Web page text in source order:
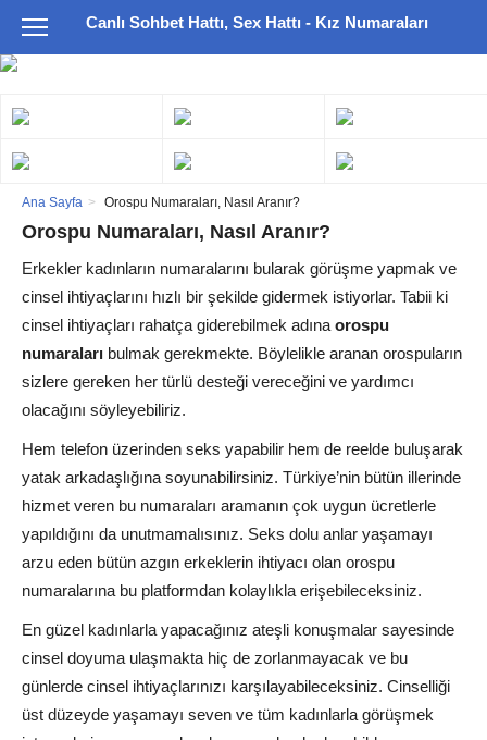
Canlı Sohbet Hattı, Sex Hattı - Kız Numaraları
Ana Sayfa Orospu Numaraları, Nasıl Aranır?
Orospu Numaraları, Nasıl Aranır?
Erkekler kadınların numaralarını bularak görüşme yapmak ve
cinsel ihtiyaçlarını hızlı bir şekilde gidermek istiyorlar. Tabii ki
cinsel ihtiyaçları rahatça giderebilmek adına orospu
numaraları bulmak gerekmekte. Böylelikle aranan orospuların
sizlere gereken her türlü desteği vereceğini ve yardımcı
olacağını söyleyebiliriz.
Hem telefon üzerinden seks yapabilir hem de reelde buluşarak
yatak arkadaşlığına soyunabilirsiniz. Türkiye’nin bütün illerinde
hizmet veren bu numaraları aramanın çok uygun ücretlerle
yapıldığını da unutmamalısınız. Seks dolu anlar yaşamayı
arzu eden bütün azgın erkeklerin ihtiyacı olan orospu
numaralarına bu platformdan kolaylıkla erişebileceksiniz.
En güzel kadınlarla yapacağınız ateşli konuşmalar sayesinde
cinsel doyuma ulaşmakta hiç de zorlanmayacak ve bu
günlerde cinsel ihtiyaçlarınızı karşılayabileceksiniz. Cinselliği
üst düzeyde yaşamayı seven ve tüm kadınlarla görüşmek